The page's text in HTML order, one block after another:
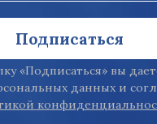
Подписаться
«Подписаться» вы
данных и